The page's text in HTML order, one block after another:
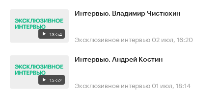
13:54
Интервью. Владимир Чистюхин
Эксклюзивное интервью 02 июл, 16:20
15:52
Интервью. Андрей Костин
Эксклюзивное интервью 01 июл, 18:14